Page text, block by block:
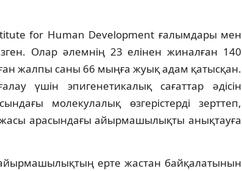
for Human Development ғалымдары мен
Олар әлемнің 23 елінен жиналған 140
жалпы саны 66 мыңға жуық адам қатысқан.
үшін эпигенетикалық сағаттар әдісін
молекулалық өзгерістерді зерттеп,
арасындағы айырмашылықты анықтауға
ерте жастан байқалатынын